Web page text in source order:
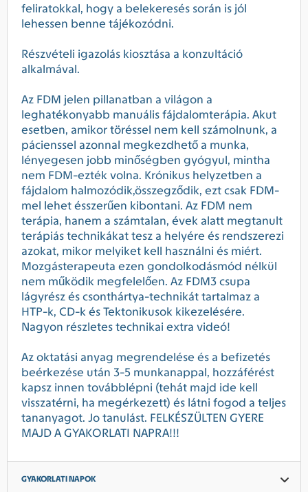
feliratokkal, hogy a belekeresés során is jól
lehessen benne tájékozódni.
Részvételi igazolás kiosztása a konzultáció
alkalmával.
Az FDM jelen pillanatban a világon a
leghatékonyabb manuális fájdalomterápia. Akut
esetben, amikor töréssel nem kell számolnunk, a
pácienssel azonnal megkezdhető a munka,
lényegesen jobb minőségben gyógyul, mintha
nem FDM-ezték volna. Krónikus helyzetben a
fájdalom halmozódik,összegződik, ezt csak FDM-
mel lehet ésszerűen kibontani. Az FDM nem
terápia, hanem a számtalan, évek alatt megtanult
terápiás technikákat tesz a helyére és rendszerezi
azokat, mikor melyiket kell használni és miért.
Mozgásterapeuta ezen gondolkodásmód nélkül
nem működik megfelelően. Az FDM3 csupa
lágyrész és csonthártya-technikát tartalmaz a
HTP-k, CD-k és Tektonikusok kikezelésére.
Nagyon részletes technikai extra videó!
Az oktatási anyag megrendelése és a befizetés
beérkezése után 3-5 munkanappal, hozzáférést
kapsz innen továbblépni (tehát majd ide kell
visszatérni, ha megérkezett) és látni fogod a teljes
tananyagot. Jo tanulást. FELKÉSZÜLTEN GYERE
MAJD A GYAKORLATI NAPRA!!!
GYAKORLATI NAPOK